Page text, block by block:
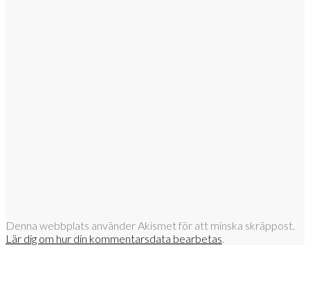
Denna webbplats använder Akismet för att minska skräppost.
Lär dig om hur din kommentarsdata bearbetas.